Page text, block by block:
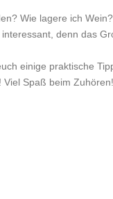
Wie lagere ich Wein?
denn das
einige praktische
Spaß beim Zuhören!